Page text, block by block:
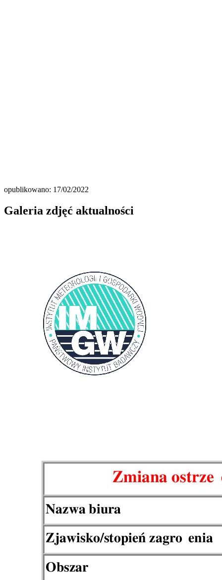
opublikowano: 17/02/2022
Galeria zdjęć aktualności